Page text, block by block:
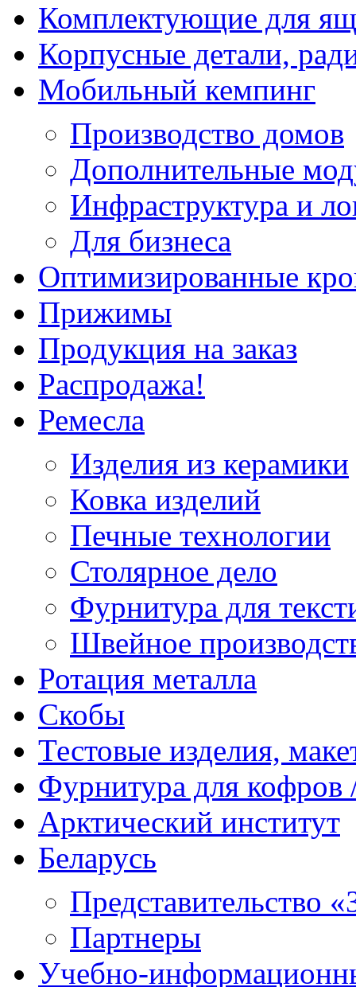
Комплектующие для
Корпусные детали,
Мобильный кемпинг
Производство домов
Дополнительные
Инфраструктура и
Для бизнеса
Оптимизированные
Прижимы
Продукция на заказ
Распродажа!
Ремесла
Изделия из керамики
Ковка изделий
Печные технологии
Столярное дело
Фурнитура для
Швейное
Ротация металла
Скобы
Тестовые изделия,
Фурнитура для кофров
Арктический институт
Беларусь
Представительство
Партнеры
Учебно-